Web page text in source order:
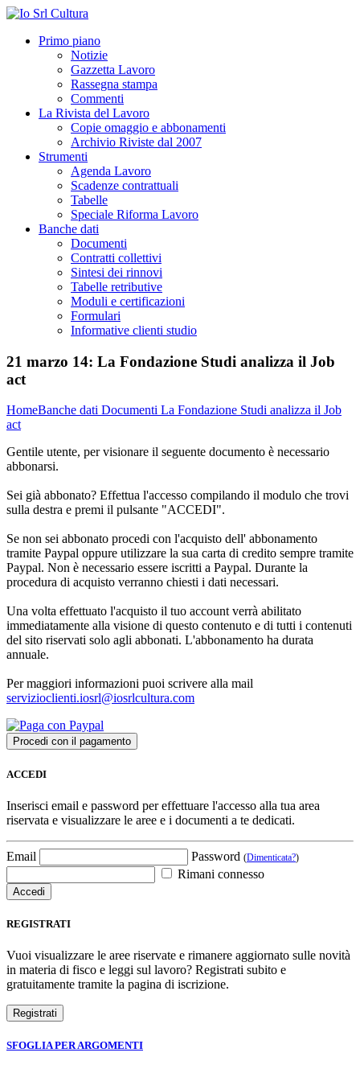
Primo piano
Notizie
Gazzetta Lavoro
Rassegna stampa
Commenti
La Rivista del Lavoro
Copie omaggio e abbonamenti
Archivio Riviste dal 2007
Strumenti
Agenda Lavoro
Scadenze contrattuali
Tabelle
Speciale Riforma Lavoro
Banche dati
Documenti
Contratti collettivi
Sintesi dei rinnovi
Tabelle retributive
Moduli e certificazioni
Formulari
Informative clienti studio
21 marzo 14: La Fondazione Studi analizza il Job
act
HomeBanche dati Documenti La Fondazione Studi analizza il Job
act
Gentile utente, per visionare il seguente documento è necessario
abbonarsi.
Sei già abbonato? Effettua l'accesso compilando il modulo che trovi
sulla destra e premi il pulsante "ACCEDI".
Se non sei abbonato procedi con l'acquisto dell' abbonamento
tramite Paypal oppure utilizzare la sua carta di credito sempre tramite
Paypal. Non è necessario essere iscritti a Paypal. Durante la
procedura di acquisto verranno chiesti i dati necessari.
Una volta effettuato l'acquisto il tuo account verrà abilitato
immediatamente alla visione di questo contenuto e di tutti i contenuti
del sito riservati solo agli abbonati. L'abbonamento ha durata
annuale.
Per maggiori informazioni puoi scrivere alla mail
servizioclienti.iosrl@iosrlcultura.com
ACCEDI
Inserisci email e password per effettuare l'accesso alla tua area
riservata e visualizzare le aree e i documenti a te dedicati.
Email Password (Dimenticata?)
Rimani connesso
REGISTRATI
Vuoi visualizzare le aree riservate e rimanere aggiornato sulle novità
in materia di fisco e leggi sul lavoro? Registrati subito e
gratuitamente tramite la pagina di iscrizione.
SFOGLIA PER ARGOMENTI